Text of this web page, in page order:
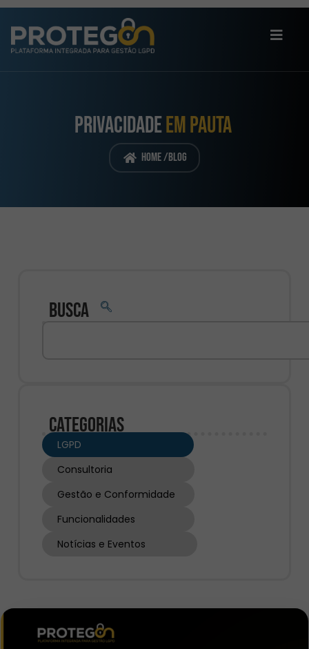
PRIVACIDADEEM PAUTA
Home /Blog
Busca
Categorias
LGPD
Consultoria
Gestão e Conformidade
Funcionalidades
Notícias e Eventos